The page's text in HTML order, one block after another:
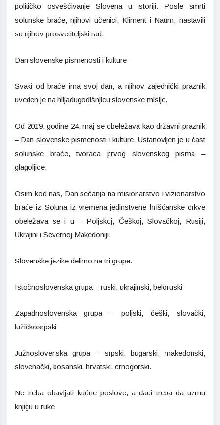
političko osvešćivanje Slovena u istoriji. Posle smrti
solunske braće, njihovi učenici, Kliment i Naum, nastavili
su njihov prosvetiteljski rad.
Dan slovenske pismenosti i kulture
Svaki od braće ima svoj dan, a njihov zajednički praznik
uveden je na hiljadugodišnjicu slovenske misije.
Od 2019. godine 24. maj se obeležava kao državni praznik
– Dan slovenske pismenosti i kulture. Ustanovljen je u čast
solunske braće, tvoraca prvog slovenskog pisma –
glagoljice.
Osim kod nas, Dan sećanja na misionarstvo i vizionarstvo
braće iz Soluna iz vremena jedinstvene hrišćanske crkve
obeležava se i u – Poljskoj, Češkoj, Slovačkoj, Rusiji,
Ukrajini i Severnoj Makedoniji.
Slovenske jezike delimo na tri grupe.
Istočnoslovenska grupa – ruski, ukrajinski, beloruski
Zapadnoslovenska grupa – poljski, češki, slovački,
lužičkosrpski
Južnoslovenska grupa – srpski, bugarski, makedonski,
slovenački, bosanski, hrvatski, crnogorski.
Ne treba obavljati kućne poslove, a đaci treba da uzmu
knjigu u ruke